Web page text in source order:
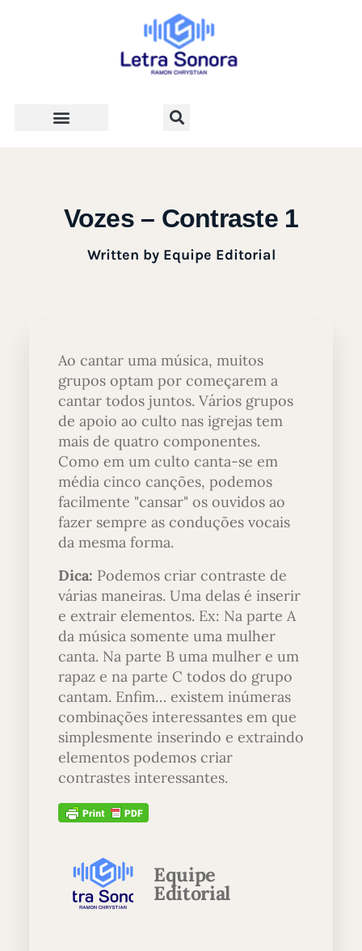
Vozes – Contraste 1
Written byEquipe Editorial
Ao cantar uma música, muitos
grupos optam por começarem a
cantar todos juntos. Vários grupos
de apoio ao culto nas igrejas tem
mais de quatro componentes.
Como em um culto canta-se em
média cinco canções, podemos
facilmente "cansar" os ouvidos ao
fazer sempre as conduções vocais
da mesma forma.
Dica: Podemos criar contraste de
várias maneiras. Uma delas é inserir
e extrair elementos. Ex: Na parte A
da música somente uma mulher
canta. Na parte B uma mulher e um
rapaz e na parte C todos do grupo
cantam. Enfim… existem inúmeras
combinações interessantes em que
simplesmente inserindo e extraindo
elementos podemos criar
contrastes interessantes.
Equipe
Editorial